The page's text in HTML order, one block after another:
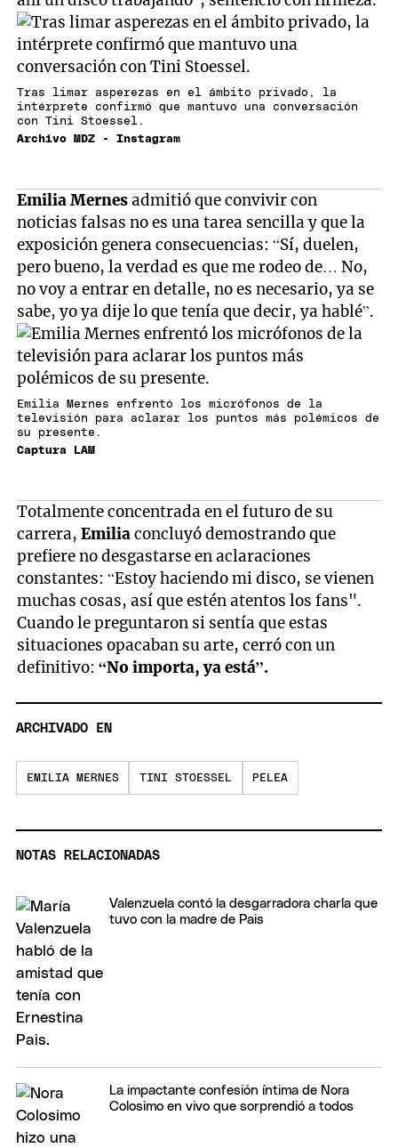
Tras limar asperezas en el ámbito privado, la
intérprete confirmó que mantuvo una conversación
con Tini Stoessel.
Archivo MDZ - Instagram
Emilia Mernesadmitió que convivir con
noticias falsas no es una tarea sencilla y que la
exposición genera consecuencias: “Sí, duelen,
pero bueno, la verdad es que me rodeo de… No,
no voy a entrar en detalle, no es necesario, ya se
sabe, yo ya dije lo que tenía que decir, ya hablé”.
Emilia Mernes enfrentó los micrófonos de la
televisión para aclarar los puntos más polémicos de
su presente.
Captura LAM
Totalmente concentrada en el futuro de su
carrera,Emiliaconcluyó demostrando que
prefiere no desgastarse en aclaraciones
constantes: “Estoy haciendo mi disco, se vienen
muchas cosas, así que estén atentos los fans".
Cuando le preguntaron si sentía que estas
situaciones opacaban su arte, cerró con un
definitivo: “No importa, ya está”.
ARCHIVADO EN
EMILIA MERNES TINI STOESSEL PELEA
NOTAS RELACIONADAS
Valenzuela contó la desgarradora charla que
tuvo con la madre de Pais
La impactante confesión íntima de Nora
Colosimo en vivo que sorprendió a todos